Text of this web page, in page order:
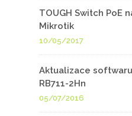
TOUGH Switch PoE
Mikrotik
10/05/2017
Aktualizace
RB711-2Hn
05/07/2016